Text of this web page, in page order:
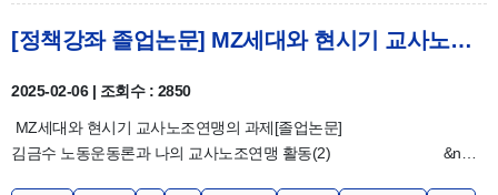
[정책강좌 졸업논문] MZ세대와 현시기 교사노조연맹의 과제-김지현
2025-02-06 | 조회수 : 2850
MZ세대와 현시기 교사노조연맹의 과제[졸업논문]
김금수 노동운동론과 나의 교사노조연맹 활동(2) &n…